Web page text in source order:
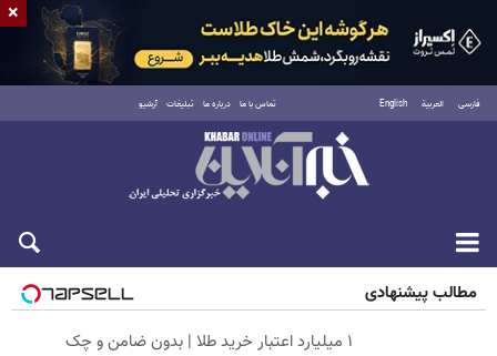
فارسی العربية English تماس با ما درباره ما تبلیغات آرشیو
شنبه ۱۷ مرداد ۱۴۰۵
مطالب پیشنهادی
۱ میلیارد اعتبار خرید طلا | بدون ضامن و چک
×